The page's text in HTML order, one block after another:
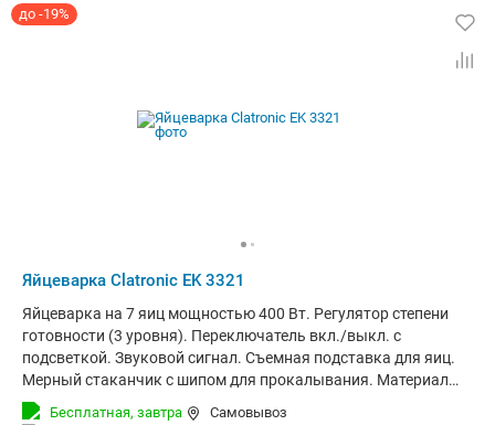
до -19%
Яйцеварка Clatronic EK 3321
Яйцеварка на 7 яиц мощностью 400 Вт. Регулятор степени
готовности (3 уровня). Переключатель вкл./выкл. с
подсветкой. Звуковой сигнал. Съемная подставка для яиц.
Мерный стаканчик с шипом для прокалывания. Материал
корпуса: нержавеющая сталь.
Бесплатная, завтра
Самовывоз